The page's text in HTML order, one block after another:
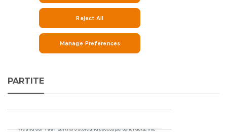
PARTITE